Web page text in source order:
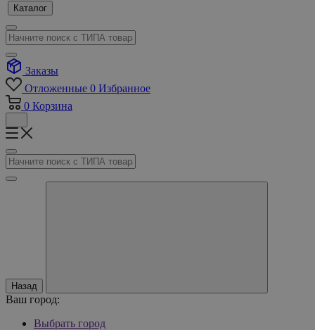
Каталог
Заказы
Отложенные 0 Избранное
0 Корзина
Назад
Ваш город:
Выбрать город